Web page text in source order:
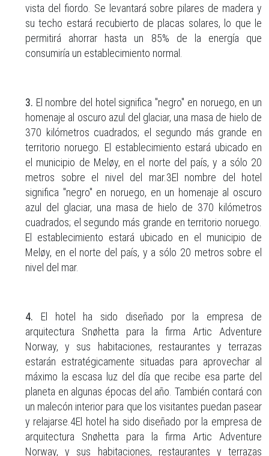
vista del fiordo. Se levantará sobre pilares de madera y
su techo estará recubierto de placas solares, lo que le
permitirá ahorrar hasta un 85% de la energía que
consumiría un establecimiento normal.
3. El nombre del hotel significa "negro" en noruego, en un
homenaje al oscuro azul del glaciar, una masa de hielo de
370 kilómetros cuadrados; el segundo más grande en
territorio noruego. El establecimiento estará ubicado en
el municipio de Meløy, en el norte del país, y a sólo 20
metros sobre el nivel del mar.3El nombre del hotel
significa "negro" en noruego, en un homenaje al oscuro
azul del glaciar, una masa de hielo de 370 kilómetros
cuadrados; el segundo más grande en territorio noruego.
El establecimiento estará ubicado en el municipio de
Meløy, en el norte del país, y a sólo 20 metros sobre el
nivel del mar.
4. El hotel ha sido diseñado por la empresa de
arquitectura Snøhetta para la firma Artic Adventure
Norway, y sus habitaciones, restaurantes y terrazas
estarán estratégicamente situadas para aprovechar al
máximo la escasa luz del día que recibe esa parte del
planeta en algunas épocas del año. También contará con
un malecón interior para que los visitantes puedan pasear
y relajarse.4El hotel ha sido diseñado por la empresa de
arquitectura Snøhetta para la firma Artic Adventure
Norway, y sus habitaciones, restaurantes y terrazas